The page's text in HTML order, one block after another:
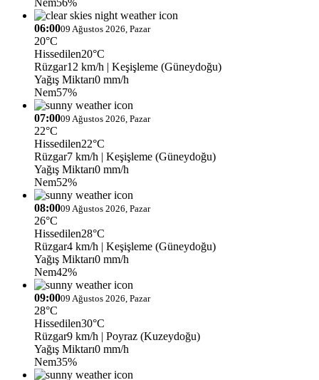
06:0009 Ağustos 2026, Pazar
20°C
Hissedilen20°C
Rüzgar12 km/h | Keşişleme (Güneydoğu)
Yağış Miktarı0 mm/h
Nem57%
07:0009 Ağustos 2026, Pazar
22°C
Hissedilen22°C
Rüzgar7 km/h | Keşişleme (Güneydoğu)
Yağış Miktarı0 mm/h
Nem52%
08:0009 Ağustos 2026, Pazar
26°C
Hissedilen28°C
Rüzgar4 km/h | Keşişleme (Güneydoğu)
Yağış Miktarı0 mm/h
Nem42%
09:0009 Ağustos 2026, Pazar
28°C
Hissedilen30°C
Rüzgar9 km/h | Poyraz (Kuzeydoğu)
Yağış Miktarı0 mm/h
Nem35%